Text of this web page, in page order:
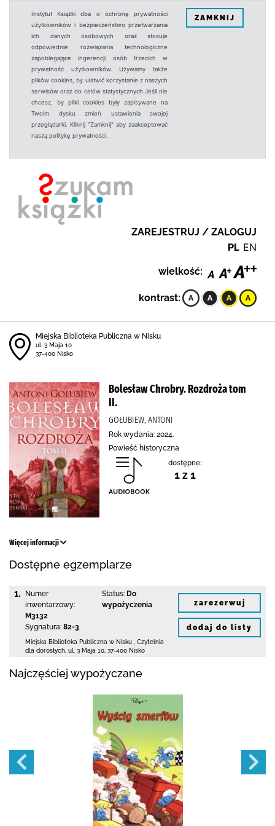
Instytut Książki dba o ochronę prywatności
użytkowników i bezpieczeństwo przetwarzania
ich danych osobowych oraz stosuje
odpowiednie rozwiązania technologiczne
zapobiegające ingerencji osób trzecich w
prywatność użytkowników. Używamy także
plików cookies, by ułatwić korzystanie z naszych
serwisów oraz do celów statystycznych.Jeśli nie
chcesz, by pliki cookies były zapisywane na
Twoim dysku zmień ustawienia swojej
przeglądarki. Kliknij "Zamknij" aby zaakceptować
naszą politykę prywatności.
ZAMKNIJ
ZAREJESTRUJ / ZALOGUJ
PL EN
wielkość:
kontrast:
Miejska Biblioteka Publiczna w Nisku
ul. 3 Maja 10
37-400 Nisko
Bolesław Chrobry. Rozdroża tom
II.
GOŁUBIEW, ANTONI
Rok wydania: 2024.
Powieść historyczna
dostępne:
1 z 1
Więcej informacji
Dostępne egzemplarze
1.
Numer
inwentarzowy:
M3132
Sygnatura: 82-3
Status: Do
wypożyczenia
Miejska Biblioteka Publiczna w Nisku
Czytelnia
dla dorosłych, ul. 3 Maja 10 37-400 Nisko
zarezerwuj
dodaj do listy
Najczęściej wypożyczane